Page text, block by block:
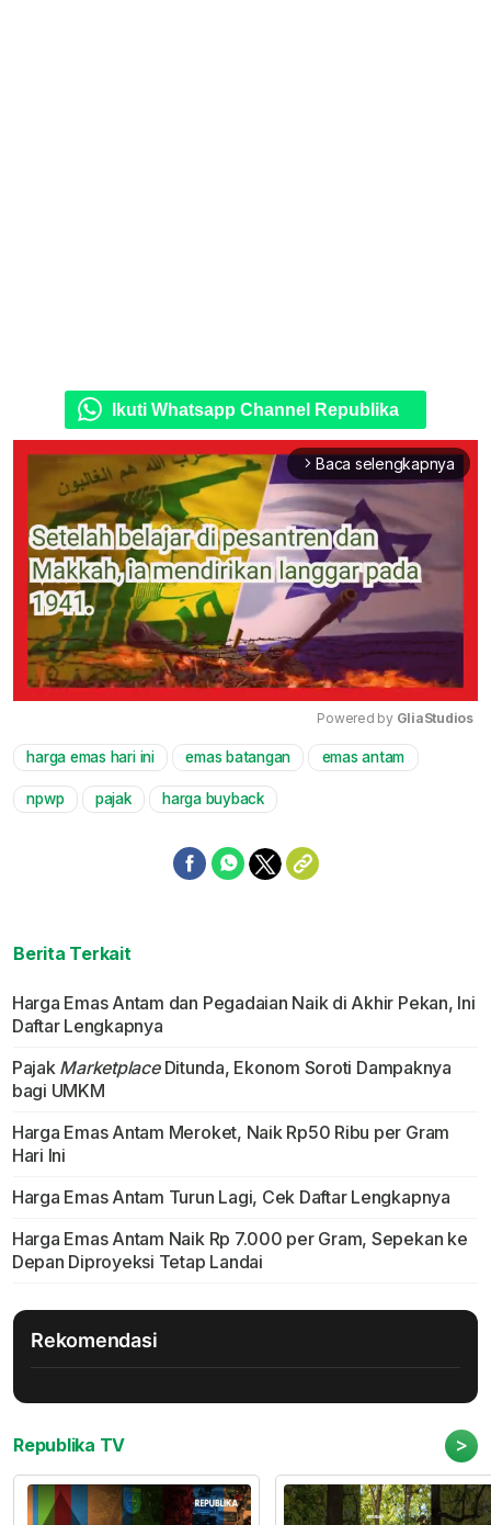
Ikuti Whatsapp Channel Republika
arrow_forward_ios Baca selengkapnya
Mute
Powered by GliaStudios
harga emas hari ini emas batangan emas antam
npwp pajak harga buyback
Berita Terkait
Harga Emas Antam dan Pegadaian Naik di Akhir Pekan, Ini
Daftar Lengkapnya
Pajak MarketplaceDitunda, Ekonom Soroti Dampaknya
bagi UMKM
Harga Emas Antam Meroket, Naik Rp50 Ribu per Gram
Hari Ini
Harga Emas Antam Turun Lagi, Cek Daftar Lengkapnya
Harga Emas Antam Naik Rp 7.000 per Gram, Sepekan ke
Depan Diproyeksi Tetap Landai
Rekomendasi
Republika TV >